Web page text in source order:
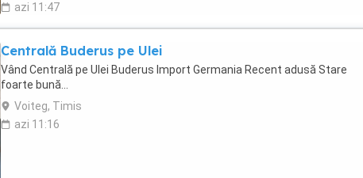
azi 11:47
Centrală Buderus pe Ulei
Vând Centrală pe Ulei Buderus Import Germania Recent adusă Stare
foarte bună...
Voiteg, Timis
azi 11:16